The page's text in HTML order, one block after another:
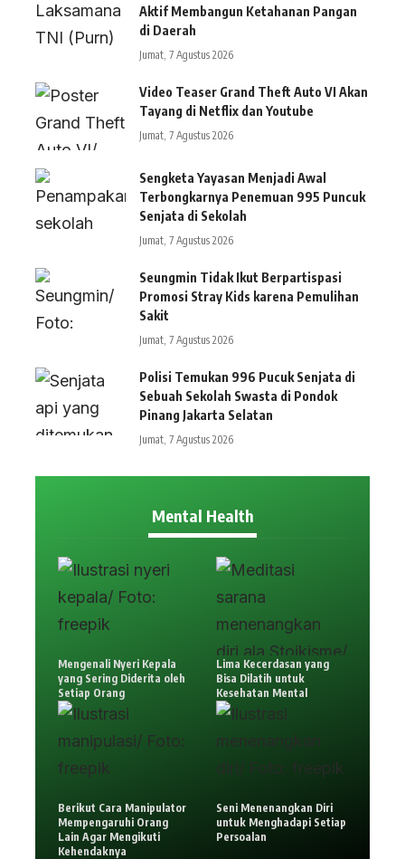
Aktif Membangun Ketahanan Pangan
di Daerah
Jumat, 7 Agustus 2026
Video Teaser Grand Theft Auto VI Akan
Tayang di Netflix dan Youtube
Jumat, 7 Agustus 2026
Sengketa Yayasan Menjadi Awal
Terbongkarnya Penemuan 995 Puncuk
Senjata di Sekolah
Jumat, 7 Agustus 2026
Seungmin Tidak Ikut Berpartispasi
Promosi Stray Kids karena Pemulihan
Sakit
Jumat, 7 Agustus 2026
Polisi Temukan 996 Pucuk Senjata di
Sebuah Sekolah Swasta di Pondok
Pinang Jakarta Selatan
Jumat, 7 Agustus 2026
Mental Health
Mengenali Nyeri Kepala
yang Sering Diderita oleh
Setiap Orang
Lima Kecerdasan yang
Bisa Dilatih untuk
Kesehatan Mental
Berikut Cara Manipulator
Mempengaruhi Orang
Lain Agar Mengikuti
Kehendaknya
Seni Menenangkan Diri
untuk Menghadapi Setiap
Persoalan